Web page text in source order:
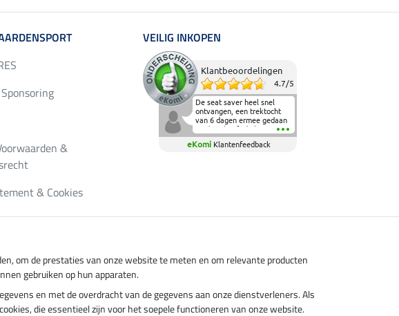
&
& Cookies
VEILIG INKOPEN
Klantbeoordelingen
4.7/5
De seat saver heel snel
ontvangen, een trektocht
van 6 dagen ermee gedaan
en deze heeft de beproeving
fantastisch doorstaan.
Heerlijk zacht om op te
eKomi Klantenfeedback
om de prestaties van onze website te meten en om relevante producten
gebruiken op hun apparaten.
en met de overdracht van de gegevens aan onze dienstverleners. Als
die essentieel zijn voor het soepele functioneren van onze website.